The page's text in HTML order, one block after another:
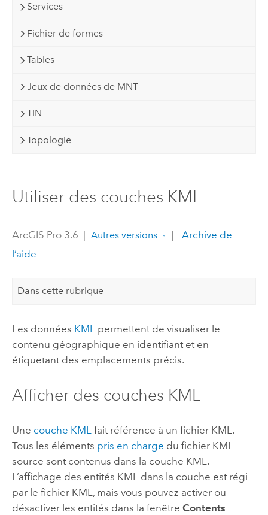
Services
Fichier de formes
Tables
Jeux de données de MNT
TIN
Topologie
Utiliser des couches KML
ArcGIS Pro 3.6 | Autres versions |
Archive de
l’aide
Dans cette rubrique
Les données KML permettent de visualiser le
contenu géographique en identifiant et en
étiquetant des emplacements précis.
Afficher des couches KML
Une couche KMLfait référence à un fichier KML.
Tous les éléments pris en charge du fichier KML
source sont contenus dans la couche KML.
L’affichage des entités KML dans la couche est régi
par le fichier KML, mais vous pouvez activer ou
désactiver les entités dans la fenêtre Contents